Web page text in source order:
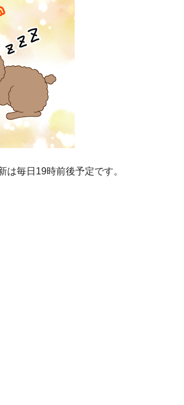
毎日19時前後予定です。